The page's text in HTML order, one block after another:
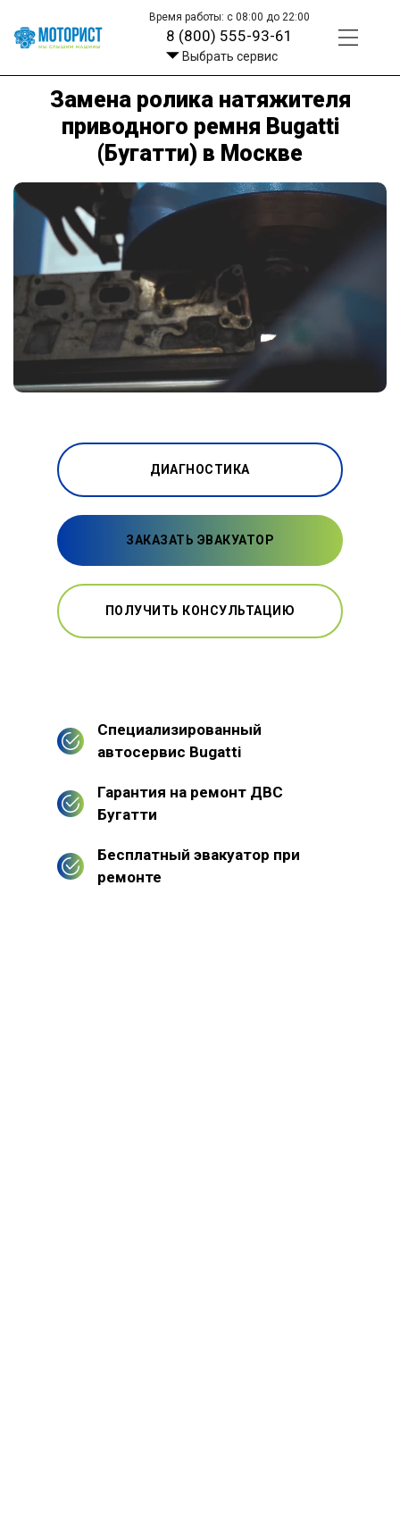
Время работы: с 08:00 до 22:00
8 (800) 555-93-61
Выбрать сервис
Замена ролика натяжителя
приводного ремня Bugatti
(Бугатти) в Москве
ДИАГНОСТИКА
ЗАКАЗАТЬ ЭВАКУАТОР
ПОЛУЧИТЬ КОНСУЛЬТАЦИЮ
Специализированный
автосервис Bugatti
Гарантия на ремонт ДВС
Бугатти
Бесплатный эвакуатор при
ремонте